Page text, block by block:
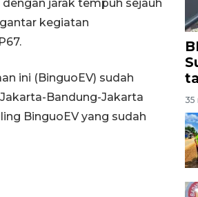
jarak tempuh sejauh
kegiatan
ini (BinguoEV) sudah
Bandung-Jakarta
BinguoEV yang sudah
35